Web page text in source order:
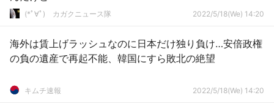
(*ﾟ∀ﾟ)ゞカガクニュース隊 2022/5/18(We) 14:20
海外は賃上げラッシュなのに日本だけ独り負け…安倍政権
の負の遺産で再起不能、韓国にすら敗北の絶望
キムチ速報 2022/5/18(We) 14:20